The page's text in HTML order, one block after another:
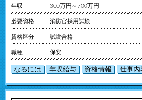
年収 300万円～700万円
必要資格 消防官採用試験
資格区分 試験合格
職種 保安
なるには 年収給与 資格情報 仕事内